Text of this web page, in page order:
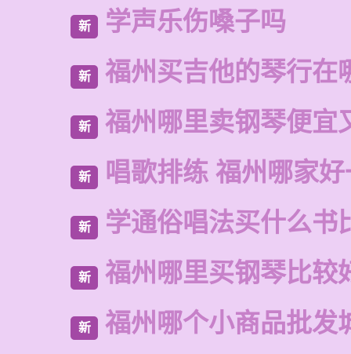
新 学声乐伤嗓子吗
新 福州买吉他的琴行在
新 福州哪里卖钢琴便宜
新 唱歌排练 福州哪家
新 学通俗唱法买什么书
新 福州哪里买钢琴比较
新 福州哪个小商品批发